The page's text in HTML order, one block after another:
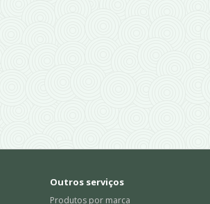
Outros serviços
Produtos por marca